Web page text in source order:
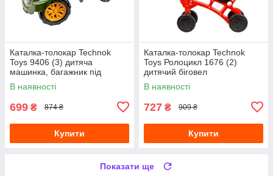
Каталка-толокар Technok
Toys 9406 (3) дитяча
машинка, багажник під
сидінням, зелений
В наявності
699 ₴ 874 ₴
Купити
Каталка-толокар Technok
Toys Ролоцикл 1676 (2)
дитячий біговел
чотириколісний мотоцикл,
червоний
В наявності
727 ₴ 909 ₴
Купити
Показати ще